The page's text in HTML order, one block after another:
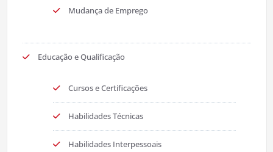
Mudança de Emprego
Educação e Qualificação
Cursos e Certificações
Habilidades Técnicas
Habilidades Interpessoais